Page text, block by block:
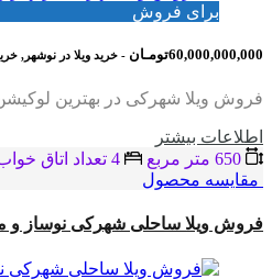
برای فروش
60,000,000,000تومـان - خرید ویلا در نوشهر,
فروش ویلا شهرکی در بهترین لوکیشن نوشهر تاریخ درج فایل : 1404/09/03 کد فایل : 2092 متراژ زمین :
اطلاعات بيشتر
مقایسه محصول
فروش ویلا ساحلی شهرکی نوساز و